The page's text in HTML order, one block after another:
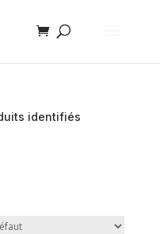
identifiés